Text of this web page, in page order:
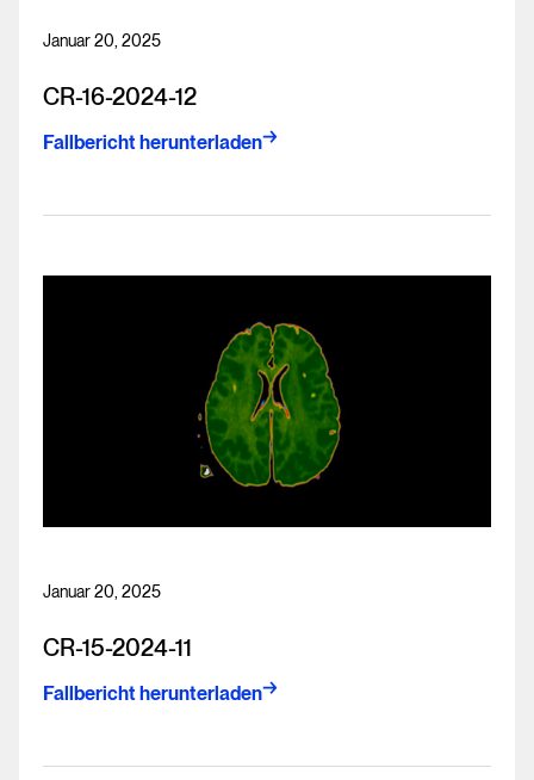
Januar 20, 2025
CR-16-2024-12
Fallbericht herunterladen
Januar 20, 2025
CR-15-2024-11
Fallbericht herunterladen